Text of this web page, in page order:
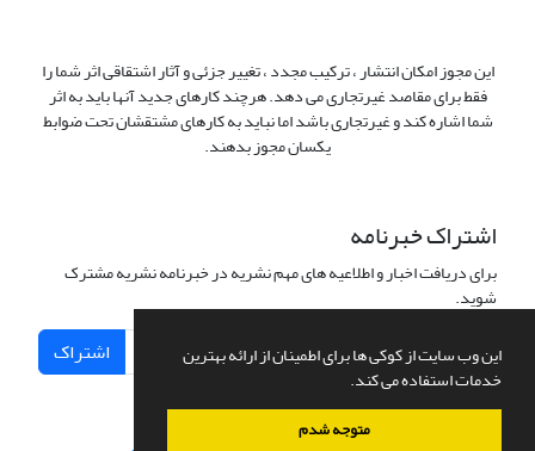
این وب سایت از کوکی ها برای اطمینان از ارائه بهترین
خدمات استفاده می کند.
متوجه شدم
این مجوز امکان انتشار ، ترکیب مجدد ، تغییر جزئی و آثار اشتقاقی اثر شما را
فقط برای مقاصد غیرتجاری می دهد. هرچند کارهای جدید آنها باید به اثر
شما اشاره کند و غیرتجاری باشد اما نباید به کارهای مشتقشان تحت ضوابط
یکسان مجوز بدهند.
اشتراک خبرنامه
برای دریافت اخبار و اطلاعیه های مهم نشریه در خبرنامه نشریه مشترک
شوید.
اشتراک